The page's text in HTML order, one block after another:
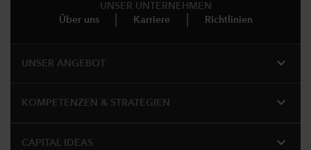
UNSER UNTERNEHMEN
Über uns
Karriere Richtlinien
UNSER ANGEBOT expand_more
KOMPETENZEN & STRATEGIEN expand_more
CAPITAL IDEAS expand_more